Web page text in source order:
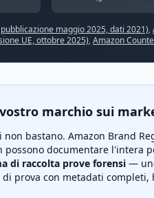
maggio 2025, dati 2021),
UE, ottobre 2025), Amazon
marchio sui
bastano. Amazon Brand
documentare l'intera
di raccolta prove forensi —
prova con metadati completi,